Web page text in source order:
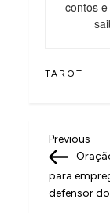
contos
TAROT
N
a
v
Previous
Post
Previous
para
defensor